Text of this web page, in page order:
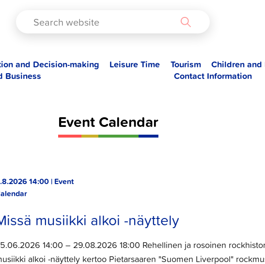
and Decision-making Leisure Time Tourism Children
Business
Contact Information
Event Calendar
14:00 | Event
musiikki alkoi -näyttely
14:00 – 29.08.2026 18:00 Rehellinen ja rosoinen
alkoi -näyttely kertoo Pietarsaaren "Suomen Liverpool"